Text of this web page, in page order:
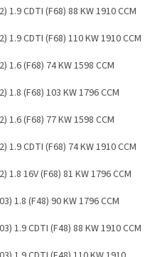
1.9 CDTI (F68) 88 KW 1910 CCM
1.9 CDTI (F68) 110 KW 1910 CCM
1.6 (F68) 74 KW 1598 CCM
1.8 (F68) 103 KW 1796 CCM
1.6 (F68) 77 KW 1598 CCM
1.9 CDTI (F68) 74 KW 1910 CCM
1.8 16V (F68) 81 KW 1796 CCM
1.8 (F48) 90 KW 1796 CCM
1.9 CDTI (F48) 88 KW 1910 CCM